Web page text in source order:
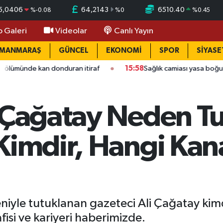
%-0.08 64,2143 %0 6510.40 %0.45
Galeri Videolar Canlı Yayın
GÜNCEL EKONOMİ SPOR
kan donduran itiraf 15:58 Sağlık camiası yasa boğuldu:
Neden
Hangi
tutuklanan gazeteci Ali Çağatay
ve kariyeri haberimizde.